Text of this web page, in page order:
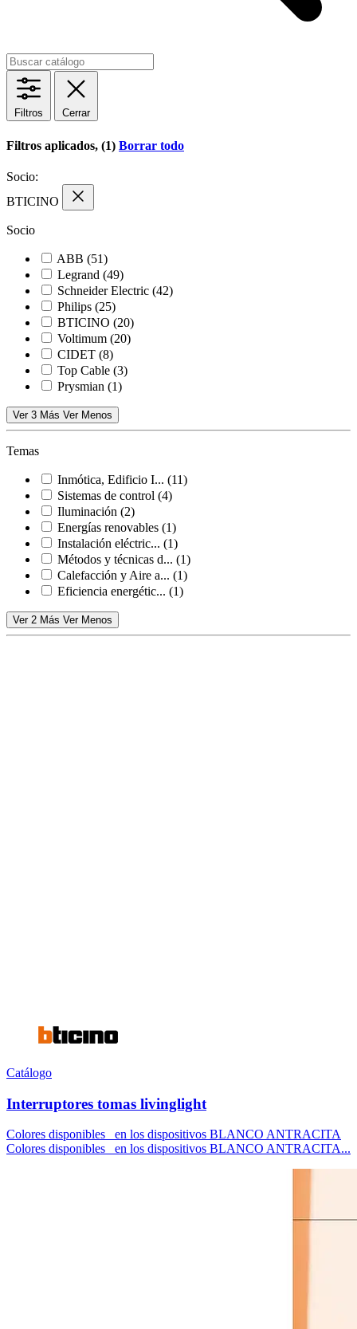
Filtros Cerrar
Filtros aplicados, (1) Borrar todo
Socio:
BTICINO
Socio
ABB (51)
Legrand (49)
Schneider Electric (42)
Philips (25)
BTICINO (20)
Voltimum (20)
CIDET (8)
Top Cable (3)
Prysmian (1)
Ver 3 Más Ver Menos
Temas
Inmótica, Edificio I... (11)
Sistemas de control (4)
Iluminación (2)
Energías renovables (1)
Instalación eléctric... (1)
Métodos y técnicas d... (1)
Calefacción y Aire a... (1)
Eficiencia energétic... (1)
Ver 2 Más Ver Menos
Catálogo
Interruptores tomas livinglight
Colores disponibles en los dispositivos BLANCO ANTRACITA
Colores disponibles en los dispositivos BLANCO ANTRACITA...